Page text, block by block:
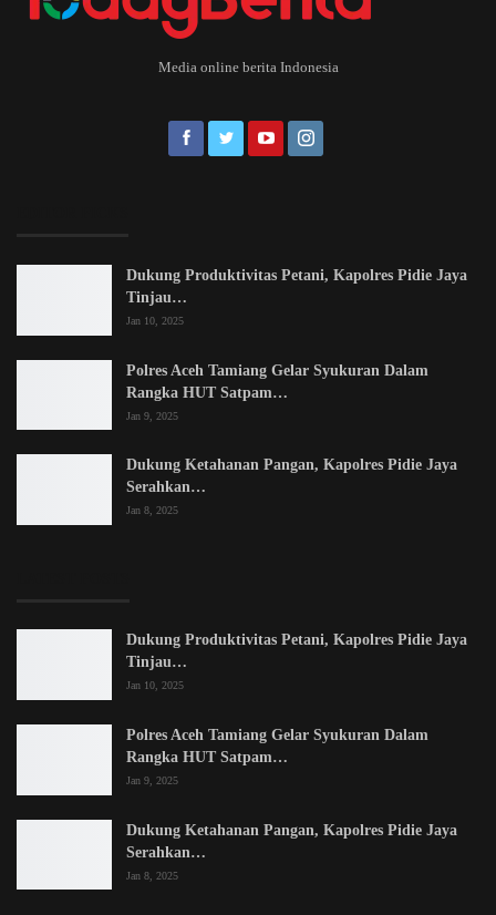
Media online berita Indonesia
Dukung Produktivitas Petani, Kapolres Pidie Jaya
Tinjau…
Jan 10, 2025
Polres Aceh Tamiang Gelar Syukuran Dalam
Rangka HUT Satpam…
Jan 9, 2025
Dukung Ketahanan Pangan, Kapolres Pidie Jaya
Serahkan…
Jan 8, 2025
Dukung Produktivitas Petani, Kapolres Pidie Jaya
Tinjau…
Jan 10, 2025
Polres Aceh Tamiang Gelar Syukuran Dalam
Rangka HUT Satpam…
Jan 9, 2025
Dukung Ketahanan Pangan, Kapolres Pidie Jaya
Serahkan…
Jan 8, 2025